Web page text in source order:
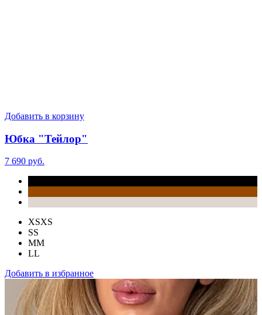
Добавить в корзину
Юбка "Тейлор"
7 690 руб.
XSXS
SS
MM
LL
Добавить в избранное